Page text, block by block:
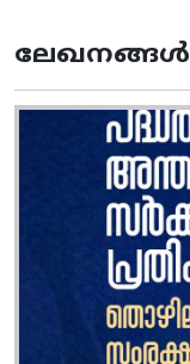
ലേഖനങ്ങൾ